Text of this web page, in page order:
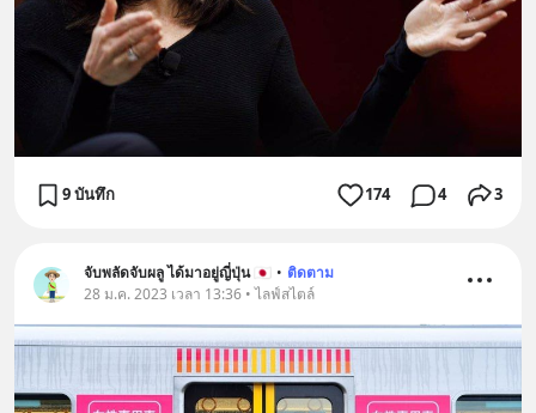
9 บันทึก 174 4 3
จับพลัดจับผลู ได้มาอยู่ญี่ปุ่น 🇯🇵 • ติดตาม
28 ม.ค. 2023 เวลา 13:36 • ไลฟ์สไตล์